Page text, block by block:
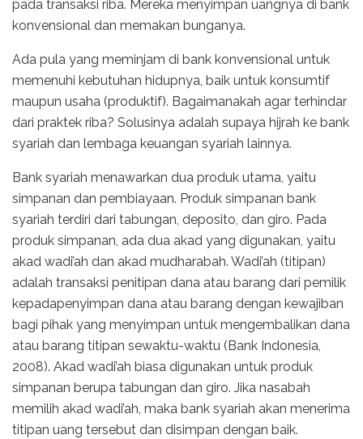
pada transaksi riba. Mereka menyimpan uangnya di bank
konvensional dan memakan bunganya.
Ada pula yang meminjam di bank konvensional untuk
memenuhi kebutuhan hidupnya, baik untuk konsumtif
maupun usaha (produktif). Bagaimanakah agar terhindar
dari praktek riba? Solusinya adalah supaya hijrah ke bank
syariah dan lembaga keuangan syariah lainnya.
Bank syariah menawarkan dua produk utama, yaitu
simpanan dan pembiayaan. Produk simpanan bank
syariah terdiri dari tabungan, deposito, dan giro. Pada
produk simpanan, ada dua akad yang digunakan, yaitu
akad wadi’ah dan akad mudharabah. Wadi’ah (titipan)
adalah transaksi penitipan dana atau barang dari pemilik
kepadapenyimpan dana atau barang dengan kewajiban
bagi pihak yang menyimpan untuk mengembalikan dana
atau barang titipan sewaktu-waktu (Bank Indonesia,
2008). Akad wadi’ah biasa digunakan untuk produk
simpanan berupa tabungan dan giro. Jika nasabah
memilih akad wadi’ah, maka bank syariah akan menerima
titipan uang tersebut dan disimpan dengan baik.